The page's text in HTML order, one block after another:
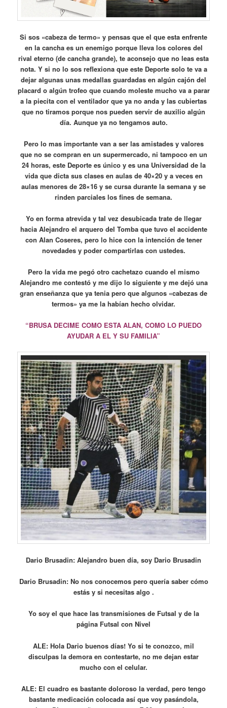
Si sos «cabeza de termo» y pensas que el que esta enfrente
en la cancha es un enemigo porque lleva los colores del
rival eterno (de cancha grande), te aconsejo que no leas esta
nota. Y si no lo sos reflexiona que este Deporte solo te va a
dejar algunas unas medallas guardadas en algún cajón del
placard o algún trofeo que cuando moleste mucho va a parar
a la piecita con el ventilador que ya no anda y las cubiertas
que no tiramos porque nos pueden servir de auxilio algún
día. Aunque ya no tengamos auto.
Pero lo mas importante van a ser las amistades y valores
que no se compran en un supermercado, ni tampoco en un
24 horas, este Deporte es único y es una Universidad de la
vida que dicta sus clases en aulas de 40×20 y a veces en
aulas menores de 28×16 y se cursa durante la semana y se
rinden parciales los fines de semana.
Yo en forma atrevida y tal vez desubicada trate de llegar
hacia Alejandro el arquero del Tomba que tuvo el accidente
con Alan Coseres, pero lo hice con la intención de tener
novedades y poder compartirlas con ustedes.
Pero la vida me pegó otro cachetazo cuando el mismo
Alejandro me contestó y me dijo lo siguiente y me dejó una
gran enseñanza que ya tenia pero que algunos «cabezas de
termos» ya me la habían hecho olvidar.
“BRUSA DECIME COMO ESTA ALAN, COMO LO PUEDO
AYUDAR A EL Y SU FAMILIA”
Dario Brusadin: Alejandro buen día, soy Dario Brusadin
Dario Brusadin: No nos conocemos pero quería saber cómo
estás y si necesitas algo .
Yo soy el que hace las transmisiones de Futsal y de la
página Futsal con Nivel
ALE: Hola Dario buenos días! Yo si te conozco, mil
disculpas la demora en contestarte, no me dejan estar
mucho con el celular.
ALE: El cuadro es bastante doloroso la verdad, pero tengo
bastante medicación colocada así que voy pasándola,